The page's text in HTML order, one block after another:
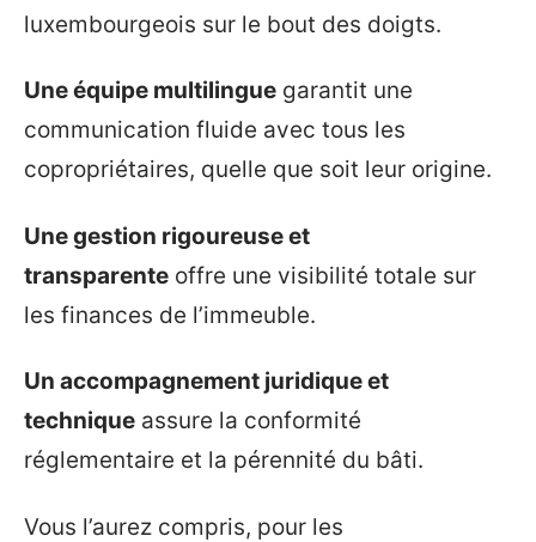
luxembourgeois sur le bout des doigts.
Une équipe multilingue garantit une
communication fluide avec tous les
copropriétaires, quelle que soit leur origine.
Une gestion rigoureuse et
transparente offre une visibilité totale sur
les finances de l’immeuble.
Un accompagnement juridique et
technique assure la conformité
réglementaire et la pérennité du bâti.
Vous l’aurez compris, pour les